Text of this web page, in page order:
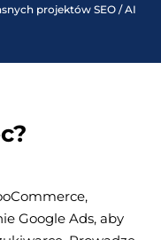
projektów SEO / AI
Google Ads, aby